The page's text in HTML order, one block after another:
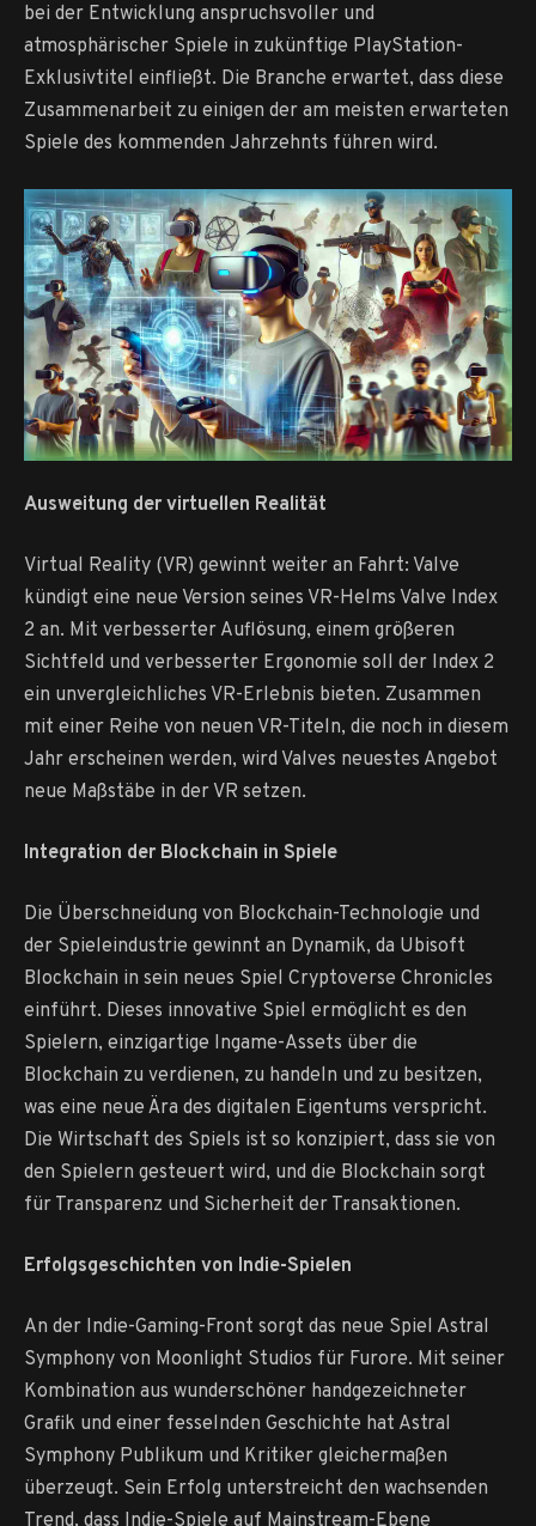
bei der Entwicklung anspruchsvoller und
atmosphärischer Spiele in zukünftige PlayStation-
Exklusivtitel einfließt. Die Branche erwartet, dass diese
Zusammenarbeit zu einigen der am meisten erwarteten
Spiele des kommenden Jahrzehnts führen wird.
Ausweitung der virtuellen Realität
Virtual Reality (VR) gewinnt weiter an Fahrt: Valve
kündigt eine neue Version seines VR-Helms Valve Index
2 an. Mit verbesserter Auflösung, einem größeren
Sichtfeld und verbesserter Ergonomie soll der Index 2
ein unvergleichliches VR-Erlebnis bieten. Zusammen
mit einer Reihe von neuen VR-Titeln, die noch in diesem
Jahr erscheinen werden, wird Valves neuestes Angebot
neue Maßstäbe in der VR setzen.
Integration der Blockchain in Spiele
Die Überschneidung von Blockchain-Technologie und
der Spieleindustrie gewinnt an Dynamik, da Ubisoft
Blockchain in sein neues Spiel Cryptoverse Chronicles
einführt. Dieses innovative Spiel ermöglicht es den
Spielern, einzigartige Ingame-Assets über die
Blockchain zu verdienen, zu handeln und zu besitzen,
was eine neue Ära des digitalen Eigentums verspricht.
Die Wirtschaft des Spiels ist so konzipiert, dass sie von
den Spielern gesteuert wird, und die Blockchain sorgt
für Transparenz und Sicherheit der Transaktionen.
Erfolgsgeschichten von Indie-Spielen
An der Indie-Gaming-Front sorgt das neue Spiel Astral
Symphony von Moonlight Studios für Furore. Mit seiner
Kombination aus wunderschöner handgezeichneter
Grafik und einer fesselnden Geschichte hat Astral
Symphony Publikum und Kritiker gleichermaßen
überzeugt. Sein Erfolg unterstreicht den wachsenden
Trend, dass Indie-Spiele auf Mainstream-Ebene